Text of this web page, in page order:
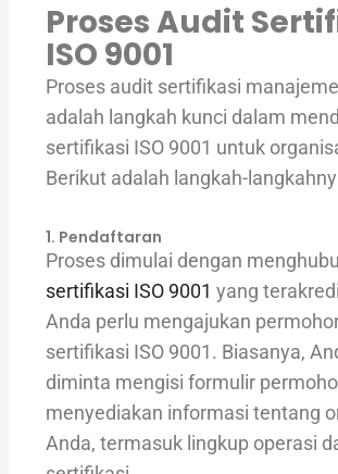
Proses Audit
ISO 9001
Proses audit sertifikasi
adalah langkah kunci dalam
sertifikasi ISO 9001 untuk
Berikut adalah langkah-
1. Pendaftaran
Proses dimulai dengan
sertifikasi ISO 9001 yang
Anda perlu mengajukan
sertifikasi ISO 9001. Biasanya,
diminta mengisi formulir
menyediakan informasi tentang
Anda, termasuk lingkup operasi